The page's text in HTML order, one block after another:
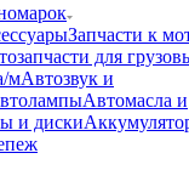
Запчасти к
для
мАвтозвук и
Автомасла и
и диски